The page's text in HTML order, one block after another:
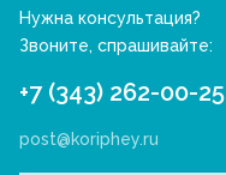
Нужна консультация?
Звоните, спрашивайте:
+7 (343) 262-00-25
post@koriphey.ru